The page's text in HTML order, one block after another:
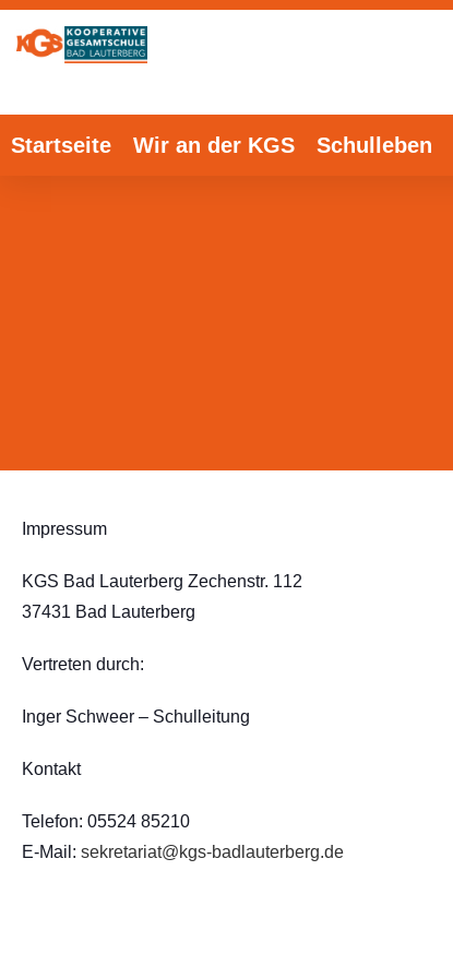
Startseite Wir an der KGS Schulleben
Impressum
KGS Bad Lauterberg Zechenstr. 112
37431 Bad Lauterberg
Vertreten durch:
Inger Schweer – Schulleitung
Kontakt
Telefon: 05524 85210
E-Mail: sekretariat@kgs-badlauterberg.de